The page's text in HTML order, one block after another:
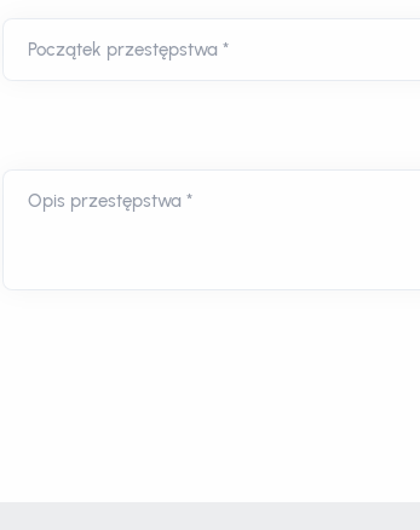
Początek przestępstwa *
Opis przestępstwa *